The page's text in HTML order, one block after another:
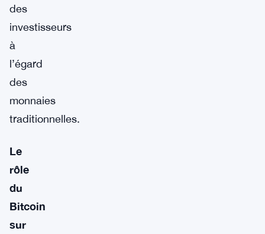
des
investisseurs
à
l’égard
des
monnaies
traditionnelles.
Le
rôle
du
Bitcoin
sur